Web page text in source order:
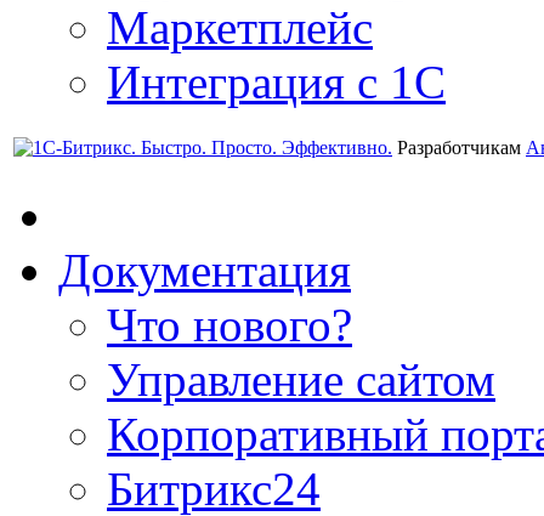
Маркетплейс
Интеграция с 1С
Разработчикам
Документация
Что нового?
Управление сайтом
Корпоративный
Битрикс24